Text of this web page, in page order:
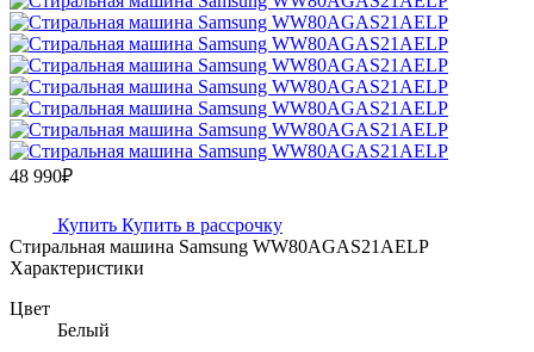
48 990₽
Купить Купить в рассрочку
Стиральная машина Samsung WW80AGAS21AELP
Характеристики
Цвет
Белый